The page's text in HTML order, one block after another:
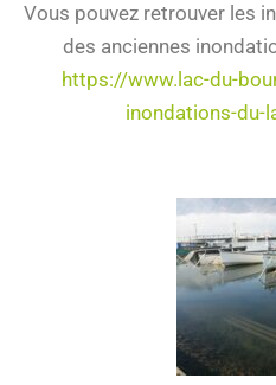
Vous pouvez retrouver les
des anciennes
https://www.lac-du-
inondations-du-